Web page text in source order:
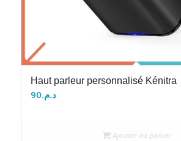
Haut parleur personnalisé Kénitra
د.م.90
Ajouter au panier